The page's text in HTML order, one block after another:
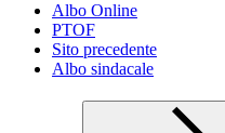
Albo Online
PTOF
Sito precedente
Albo sindacale